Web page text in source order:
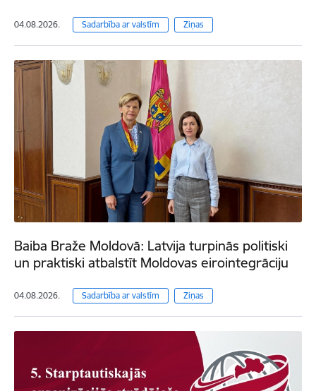
04.08.2026. Sadarbība ar valstīm Ziņas
Baiba Braže Moldovā: Latvija turpinās politiski
un praktiski atbalstīt Moldovas eirointegrāciju
04.08.2026. Sadarbība ar valstīm Ziņas